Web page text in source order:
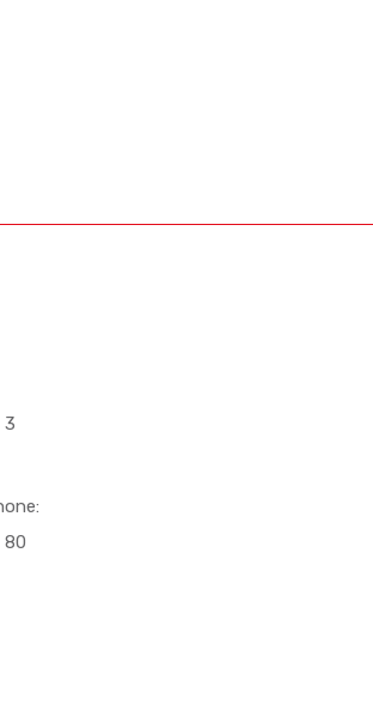
3
80